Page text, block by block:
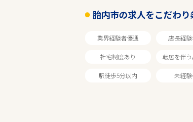
胎内市の求人をこだわ
業界経験者優遇 店長経
社宅制度あり 転居を伴
駅徒歩5分以内 未経